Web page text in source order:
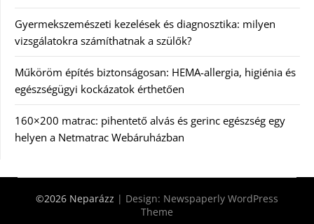
Gyermekszemészeti kezelések és diagnosztika: milyen
vizsgálatokra számíthatnak a szülők?
Műköröm építés biztonságosan: HEMA-allergia, higiénia és
egészségügyi kockázatok érthetően
160×200 matrac: pihentető alvás és gerinc egészség egy
helyen a Netmatrac Webáruházban
©2026 Neparázz | Design: Newspaperly WordPress
Theme